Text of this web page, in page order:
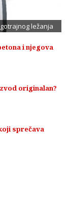
ležanja
i njegova
originalan?
sprečava